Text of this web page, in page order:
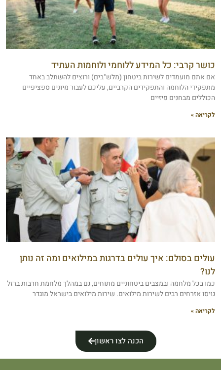
כושר קרבי: כל המידע ללוחמי ולוחמות העתיד
אם אתם מועמדים לשירות ביטחון (מלש"בים) ורוצים להשתלב באחד
מתפקידי הלוחמה והתפקידים הקרביים, עליכם לעבור מיונים ספציפיים
הכוללים מבחנים פיזיים
לקריאה »
עולים בסולם: איך עולים בדרגות במילואים ומה זה נותן
לנו?
כמו בכל מלחמה ובמצבים ביטחוניים מתוחים, גם במהלך מלחמת חרבות ברזל
גויסו אזרחים רבים לשירות מילואים. שירות מילואים בישראל מוגדר
לקריאה »
הכנה לצו ראשון